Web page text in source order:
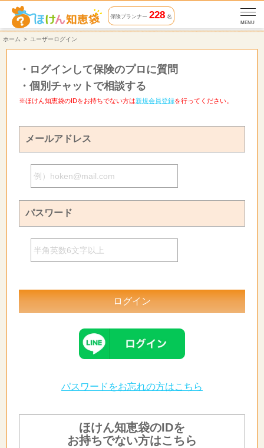
保険プランナー228 名
MENU
ホーム ユーザーログイン
・ ログインして保険のプロに質問
・個別チャットで相談する
※ほけん知恵袋のIDをお持ちでない方は新規会員登録を行ってください。
メールアドレス
パスワード
パスワードをお忘れの方はこちら
ほけん知恵袋のIDを
お持ちでない方はこちら